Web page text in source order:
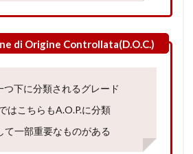
つ下に分類されるグレード
はこちらもA.O.P.に分類
て一部重要なものがある